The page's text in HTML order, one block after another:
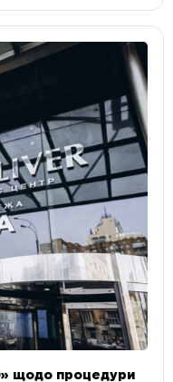
щодо процедури